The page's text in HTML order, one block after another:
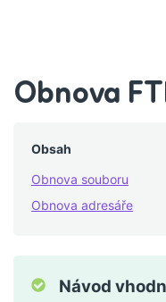
Obnova
Obsah
Obnova souboru
Obnova adresáře
Návod